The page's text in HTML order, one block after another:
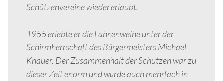
Schützenvereine wieder erlaubt.
1955 erlebte er die Fahnenweihe unter der
Schirmherrschaft des Bürgermeisters Michael
Knauer. Der Zusammenhalt der Schützen war zu
dieser Zeit enorm und wurde auch mehrfach in